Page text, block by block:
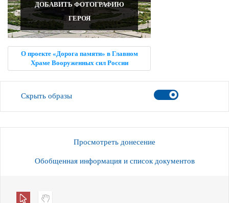
ДОБАВИТЬ ФОТОГРАФИЮ
ГЕРОЯ
О проекте «Дорога памяти» в Главном
Храме Вооруженных сил России
Скрыть образы
Просмотреть донесение
Обобщенная информация и список документов